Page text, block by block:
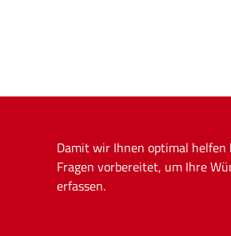
Damit wir Ihnen optimal
Fragen vorbereitet, um Ihre
erfassen.